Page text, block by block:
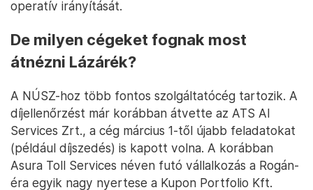
Bartal Tamás, a Nemzeti Útdíjfizetési Szolgáltató Zrt. (NÚSZ)
vezérigazgatója 2019 májusában – Fotó: Kovács Tamás / MTI
Az ÉKM tehát meg van győződve arról, hogy az
útdíjkezelést lehetne olcsóbban csinálni, ha pedig
ez így van, az azt jelenti, hogy a korábbi
menedzsment nem csinálta jól a dolgát. Úgy tudjuk,
hogy Bartal Tamás részben a minisztériumból,
részben a cég helyszínén átvette a társaság